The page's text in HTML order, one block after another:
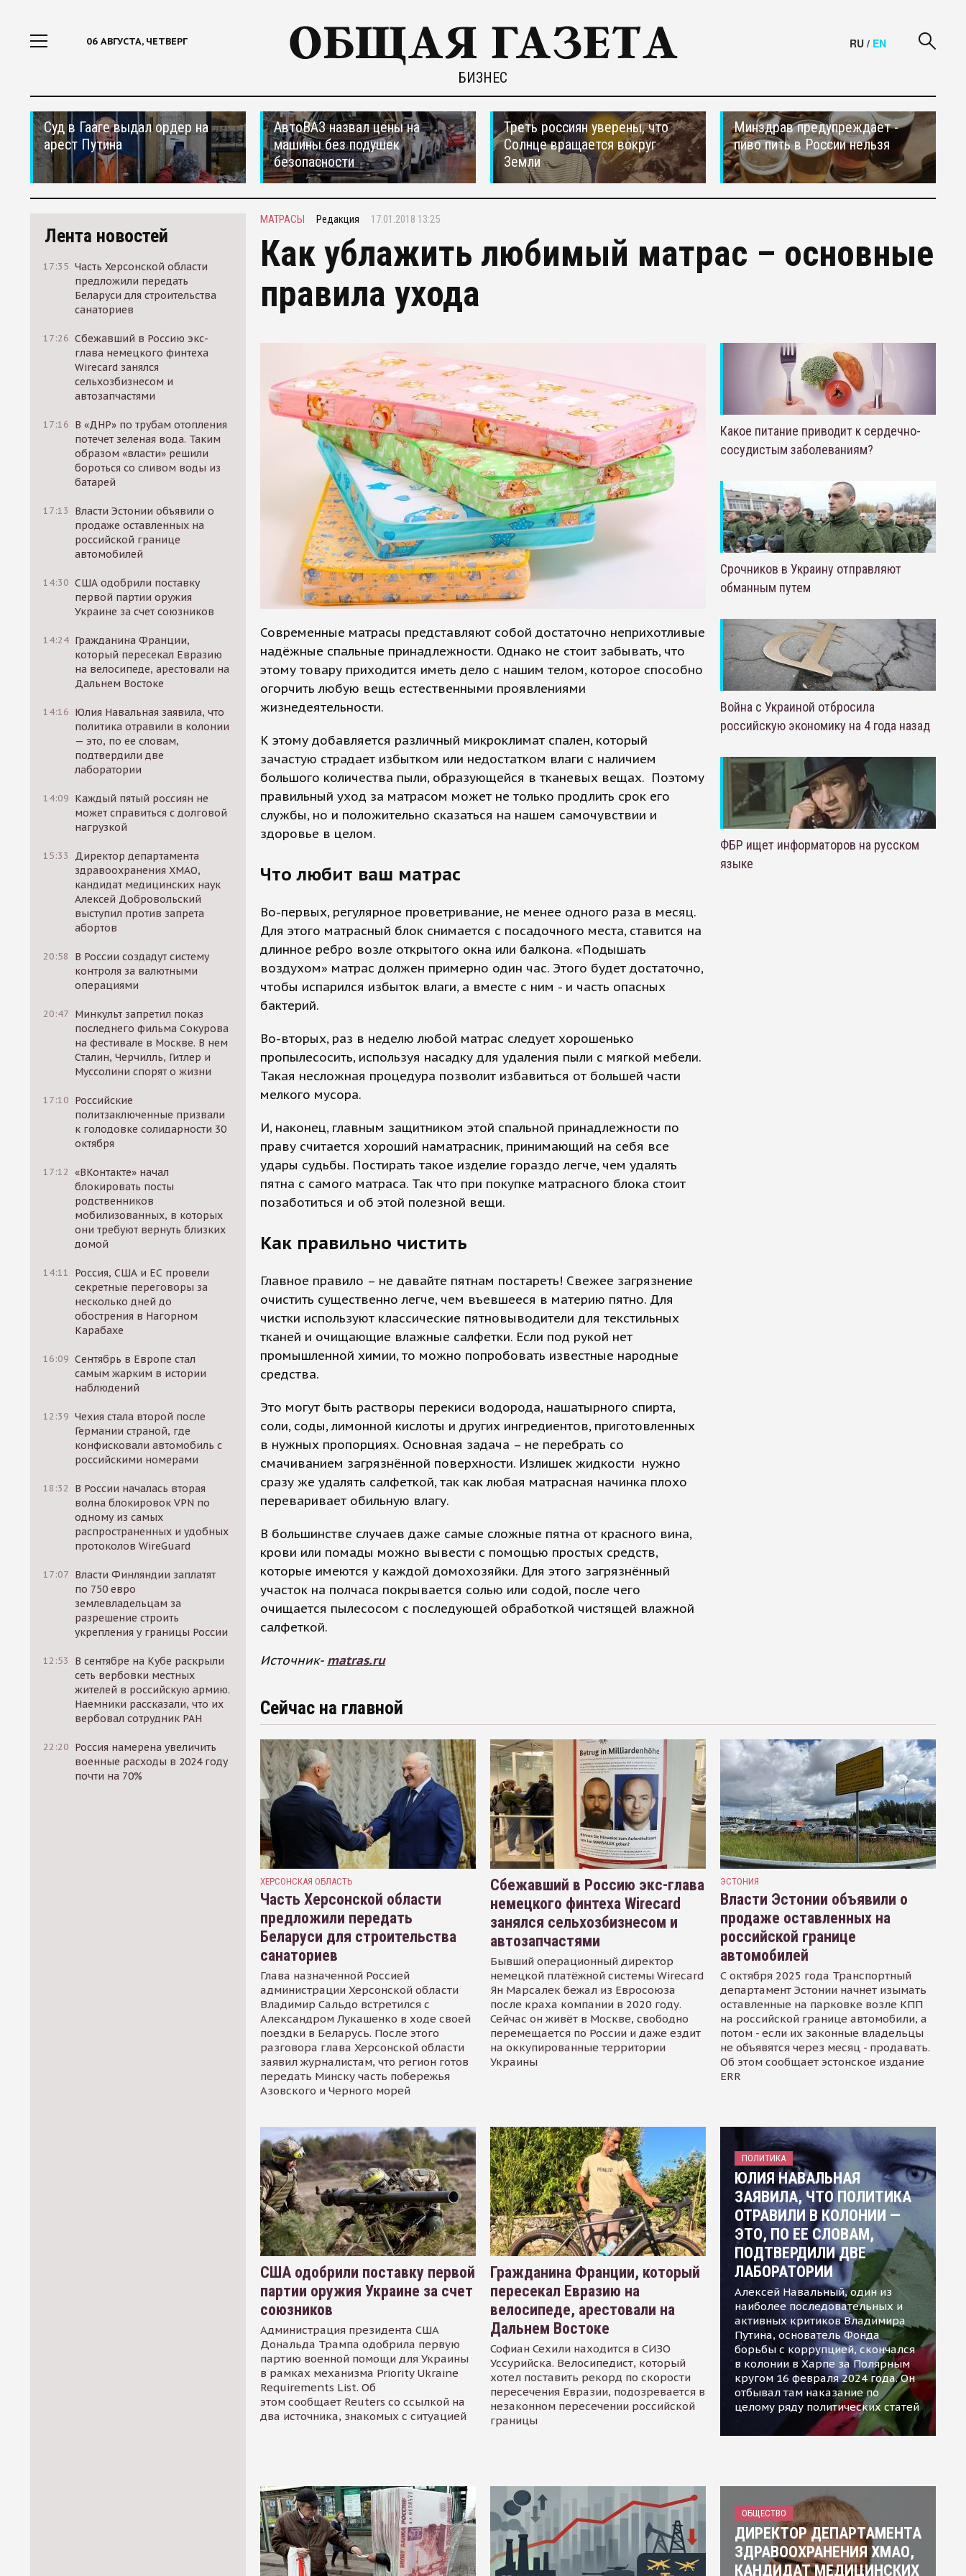
06 АВГУСТА, ЧЕТВЕРГ
БИЗНЕС
RU / EN
Суд в Гааге выдал ордер на
арест Путина
АвтоВАЗ назвал цены на
машины без подушек
безопасности
Треть россиян уверены, что
Солнце вращается вокруг
Земли
Минздрав предупреждает -
пиво пить в России нельзя
Лента новостей
17:35 Часть Херсонской области
предложили передать
Беларуси для строительства
санаториев
17:26 Сбежавший в Россию экс-
глава немецкого финтеха
Wirecard занялся
сельхозбизнесом и
автозапчастями
17:16 В «ДНР» по трубам отопления
потечет зеленая вода. Таким
образом «власти» решили
бороться со сливом воды из
батарей
17:13
Власти Эстонии объявили о
продаже оставленных на
российской границе
автомобилей
14:30 США одобрили поставку
первой партии оружия
Украине за счет союзников
14:24 Гражданина Франции,
который пересекал Евразию
на велосипеде, арестовали на
Дальнем Востоке
14:16 Юлия Навальная заявила, что
политика отравили в колонии
— это, по ее словам,
подтвердили две
лаборатории
14:09 Каждый пятый россиян не
может справиться с долговой
нагрузкой
15:33
Директор департамента
здравоохранения ХМАО,
кандидат медицинских наук
Алексей Добровольский
выступил против запрета
абортов
20:58
В России создадут систему
контроля за валютными
операциями
20:47 Минкульт запретил показ
последнего фильма Сокурова
на фестивале в Москве. В нем
Сталин, Черчилль, Гитлер и
Муссолини спорят о жизни
17:10 Российские
политзаключенные призвали
к голодовке солидарности 30
октября
17:12 «ВКонтакте» начал
блокировать посты
родственников
мобилизованных, в которых
они требуют вернуть близких
домой
14:11
Россия, США и ЕС провели
секретные переговоры за
несколько дней до
обострения в Нагорном
Карабахе
16:09 Сентябрь в Европе стал
самым жарким в истории
наблюдений
12:39 Чехия стала второй после
Германии страной, где
конфисковали автомобиль с
российскими номерами
18:32
В России началась вторая
волна блокировок VPN по
одному из самых
распространенных и удобных
протоколов WireGuard
17:07 Власти Финляндии заплатят
по 750 евро
землевладельцам за
разрешение строить
укрепления у границы России
12:53
В сентябре на Кубе раскрыли
сеть вербовки местных
жителей в российскую армию.
Наемники рассказали, что их
вербовал сотрудник РАН
22:20 Россия намерена увеличить
военные расходы в 2024 году
почти на 70%
МАТРАСЫ Редакция 17.01.2018 13:25
Как ублажить любимый матрас – основные
правила ухода
Современные матрасы представляют собой достаточно неприхотливые
надёжные спальные принадлежности. Однако не стоит забывать, что
этому товару приходится иметь дело с нашим телом, которое способно
огорчить любую вещь естественными проявлениями
жизнедеятельности.
К этому добавляется различный микроклимат спален, который
зачастую страдает избытком или недостатком влаги с наличием
большого количества пыли, образующейся в тканевых вещах. Поэтому
правильный уход за матрасом может не только продлить срок его
службы, но и положительно сказаться на нашем самочувствии и
здоровье в целом.
Что любит ваш матрас
Во-первых, регулярное проветривание, не менее одного раза в месяц.
Для этого матрасный блок снимается с посадочного места, ставится на
длинное ребро возле открытого окна или балкона. «Подышать
воздухом» матрас должен примерно один час. Этого будет достаточно,
чтобы испарился избыток влаги, а вместе с ним - и часть опасных
бактерий.
Во-вторых, раз в неделю любой матрас следует хорошенько
пропылесосить, используя насадку для удаления пыли с мягкой мебели.
Такая несложная процедура позволит избавиться от большей части
мелкого мусора.
И, наконец, главным защитником этой спальной принадлежности по
праву считается хороший наматрасник, принимающий на себя все
удары судьбы. Постирать такое изделие гораздо легче, чем удалять
пятна с самого матраса. Так что при покупке матрасного блока стоит
позаботиться и об этой полезной вещи.
Как правильно чистить
Главное правило – не давайте пятнам постареть! Свежее загрязнение
очистить существенно легче, чем въевшееся в материю пятно. Для
чистки используют классические пятновыводители для текстильных
тканей и очищающие влажные салфетки. Если под рукой нет
промышленной химии, то можно попробовать известные народные
средства.
Это могут быть растворы перекиси водорода, нашатырного спирта,
соли, соды, лимонной кислоты и других ингредиентов, приготовленных
в нужных пропорциях. Основная задача – не перебрать со
смачиванием загрязнённой поверхности. Излишек жидкости нужно
сразу же удалять салфеткой, так как любая матрасная начинка плохо
переваривает обильную влагу.
В большинстве случаев даже самые сложные пятна от красного вина,
крови или помады можно вывести с помощью простых средств,
которые имеются у каждой домохозяйки. Для этого загрязнённый
участок на полчаса покрывается солью или содой, после чего
очищается пылесосом с последующей обработкой чистящей влажной
салфеткой.
Источник- matras.ru
Какое питание приводит к сердечно-
сосудистым заболеваниям?
Срочников в Украину отправляют
обманным путем
Война с Украиной отбросила
российскую экономику на 4 года назад
ФБР ищет информаторов на русском
языке
Сейчас на главной
ХЕРСОНСКАЯ ОБЛАСТЬ
Часть Херсонской области
предложили передать
Беларуси для строительства
санаториев
Глава назначенной Россией
администрации Херсонской области
Владимир Сальдо встретился с
Александром Лукашенко в ходе своей
поездки в Беларусь. После этого
разговора глава Херсонской области
заявил журналистам, что регион готов
передать Минску часть побережья
Азовского и Черного морей
Сбежавший в Россию экс-глава
немецкого финтеха Wirecard
занялся сельхозбизнесом и
автозапчастями
Бывший операционный директор
немецкой платёжной системы Wirecard
Ян Марсалек бежал из Евросоюза
после краха компании в 2020 году.
Сейчас он живёт в Москве, свободно
перемещается по России и даже ездит
на оккупированные территории
Украины
ЭСТОНИЯ
Власти Эстонии объявили о
продаже оставленных на
российской границе
автомобилей
С октября 2025 года Транспортный
департамент Эстонии начнет изымать
оставленные на парковке возле КПП
на российской границе автомобили, а
потом - если их законные владельцы
не объявятся через месяц - продавать.
Об этом сообщает эстонское издание
ERR
США одобрили поставку первой
партии оружия Украине за счет
союзников
Администрация президента США
Дональда Трампа одобрила первую
партию военной помощи для Украины
в рамках механизма Priority Ukraine
Requirements List. Об
этом сообщает Reuters со ссылкой на
два источника, знакомых с ситуацией
Гражданина Франции, который
пересекал Евразию на
велосипеде, арестовали на
Дальнем Востоке
Софиан Сехили находится в СИЗО
Уссурийска. Велосипедист, который
хотел поставить рекорд по скорости
пересечения Евразии, подозревается в
незаконном пересечении российской
границы
ПОЛИТИКА
ЮЛИЯ НАВАЛЬНАЯ
ЗАЯВИЛА, ЧТО ПОЛИТИКА
ОТРАВИЛИ В КОЛОНИИ —
ЭТО, ПО ЕЕ СЛОВАМ,
ПОДТВЕРДИЛИ ДВЕ
ЛАБОРАТОРИИ
Алексей Навальный, один из
наиболее последовательных и
активных критиков Владимира
Путина, основатель Фонда
борьбы с коррупцией, скончался
в колонии в Харпе за Полярным
кругом 16 февраля 2024 года. Он
отбывал там наказание по
целому ряду политических статей
ОБЩЕСТВО
ДИРЕКТОР ДЕПАРТАМЕНТА
ЗДРАВООХРАНЕНИЯ ХМАО,
КАНДИДАТ МЕДИЦИНСКИХ